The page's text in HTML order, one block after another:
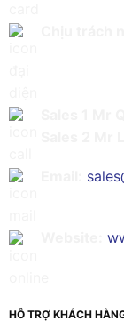
HỖ TRỢ KHÁCH